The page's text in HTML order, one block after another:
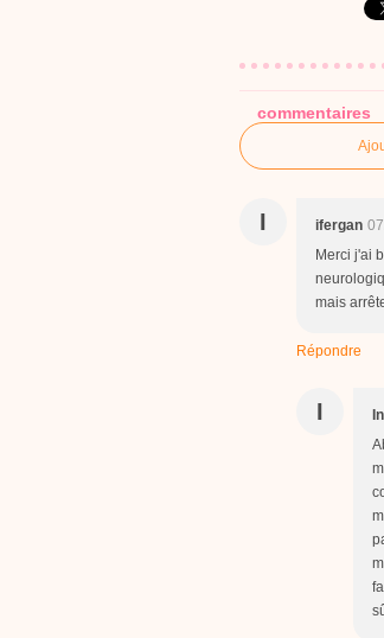
commentaires
I ifergan
Merci j'ai
mais
Répondre
I